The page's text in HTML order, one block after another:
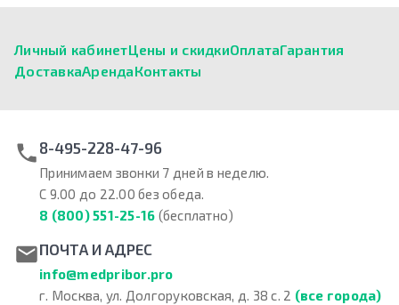
Личный кабинетЦены и скидкиОплатаГарантия
ДоставкаАрендаКонтакты
8-495-228-47-96
Принимаем звонки 7 дней в неделю.
С 9.00 до 22.00 без обеда.
8 (800) 551-25-16 (бесплатно)
ПОЧТА И АДРЕС
info@medpribor.pro
г. Москва, ул. Долгоруковская, д. 38 с. 2 (все города)